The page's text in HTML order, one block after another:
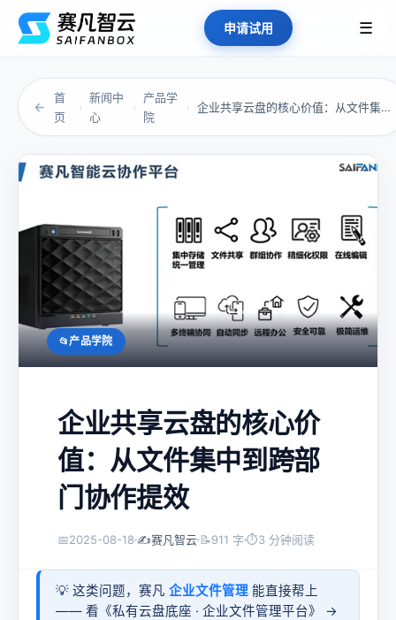
申请试用 ☰
←
首
页
›
新闻中
心
›
产品学
院
› 企业共享云盘的核心价值：从文件集中到跨部门协...
产品学院
企业共享云盘的核心价
值：从文件集中到跨部
门协作提效
📅2025-08-18 ✍️赛凡智云 📝911 字 ⏱3 分钟阅读
💡 这类问题，赛凡 企业文件管理 能直接帮上
—— 看《私有云盘底座 · 企业文件管理平台》 →